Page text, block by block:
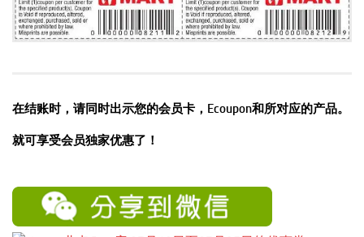
在结账时，请同时出示您的会员卡，Ecoupon和所对应的产品。
就可享受会员独家优惠了！